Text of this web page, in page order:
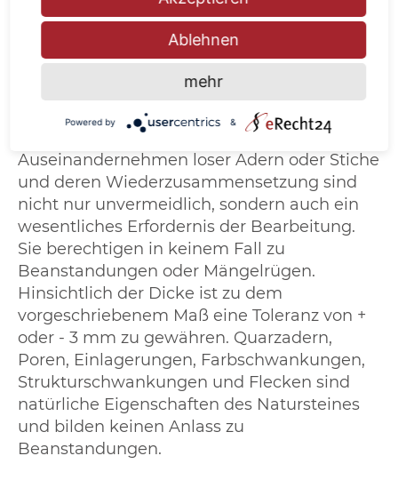
übernommen werden. Abweichungen und
sogenannte Schönheitsfehler (z.B.
Einschlüsse...), die in der Natur des Gesteines
liegen, sowie Maßabweichungen, welche ein
genaues Passen und ein richtiges Verhältnis
nicht stören, bleiben vorbehalten.
Fachgemäße Kittungen, das
Auseinandernehmen loser Adern oder Stiche
und deren Wiederzusammensetzung sind
nicht nur unvermeidlich, sondern auch ein
wesentliches Erfordernis der Bearbeitung.
Sie berechtigen in keinem Fall zu
Beanstandungen oder Mängelrügen.
Hinsichtlich der Dicke ist zu dem
vorgeschriebenem Maß eine Toleranz von +
oder - 3 mm zu gewähren. Quarzadern,
Poren, Einlagerungen, Farbschwankungen,
Strukturschwankungen und Flecken sind
natürliche Eigenschaften des Natursteines
und bilden keinen Anlass zu
Beanstandungen.
Ablehnen
mehr
Powered by &